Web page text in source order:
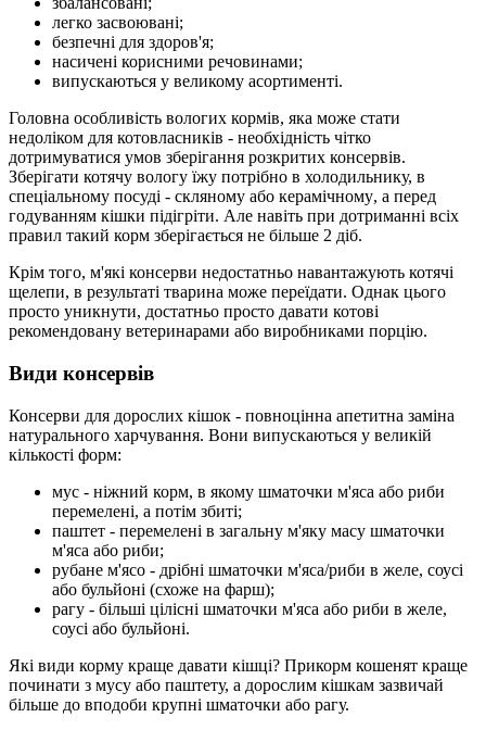
легко засвоювані;
безпечні для здоров'я;
насичені корисними речовинами;
випускаються у великому асортименті.
Головна особливість вологих кормів, яка може стати
недоліком для котовласників - необхідність чітко
дотримуватися умов зберігання розкритих консервів.
Зберігати котячу вологу їжу потрібно в холодильнику, в
спеціальному посуді - скляному або керамічному, а перед
годуванням кішки підігріти. Але навіть при дотриманні всіх
правил такий корм зберігається не більше 2 діб.
Крім того, м'які консерви недостатньо навантажують котячі
щелепи, в результаті тварина може переїдати. Однак цього
просто уникнути, достатньо просто давати котові
рекомендовану ветеринарами або виробниками порцію.
Види консервів
Консерви для дорослих кішок - повноцінна апетитна заміна
натурального харчування. Вони випускаються у великій
кількості форм:
мус - ніжний корм, в якому шматочки м'яса або риби
перемелені, а потім збиті;
паштет - перемелені в загальну м'яку масу шматочки
м'яса або риби;
рубане м'ясо - дрібні шматочки м'яса/риби в желе, соусі
або бульйоні (схоже на фарш);
рагу - більші цілісні шматочки м'яса або риби в желе,
соусі або бульйоні.
Які види корму краще давати кішці? Прикорм кошенят краще
починати з мусу або паштету, а дорослим кішкам зазвичай
більше до вподоби крупні шматочки або рагу.